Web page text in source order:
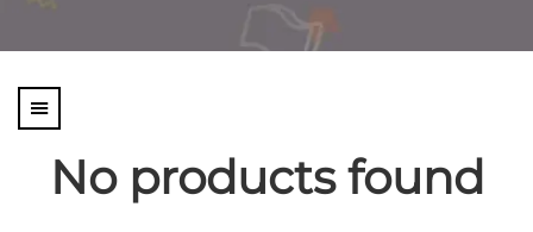
No products found